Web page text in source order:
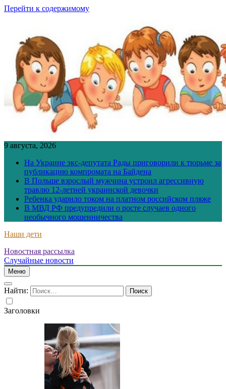
Перейти к содержимому
9 августа, 2026
На Украине экс-депутата Рады приговорили к тюрьме за
публикацию компромата на Байдена
В Польше взрослый мужчина устроил агрессивную
травлю 12-летней украинской девочки
Ребенка ударило током на платном российском пляже
В МВД РФ предупредили о росте случаев одного
необычного мошенничества
Наши дети
Новостная рассылка
Случайные новости
Меню
Найти:
Заголовки